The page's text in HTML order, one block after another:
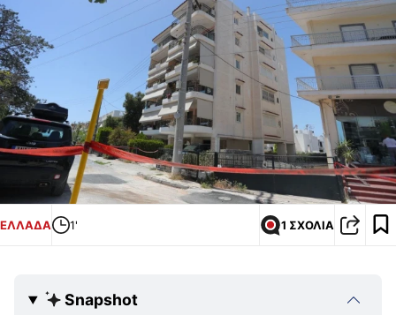
ΕΛΛΑΔΑ 1' 1 ΣΧΟΛΙΑ
Snapshot